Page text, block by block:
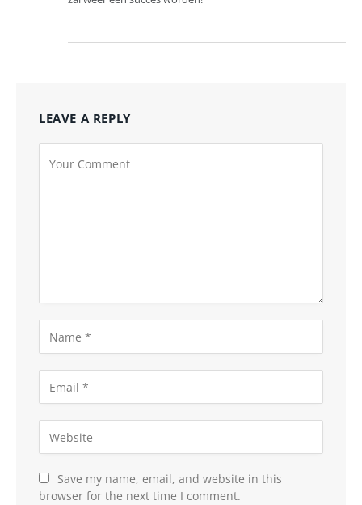
LEAVE A REPLY
Save my name, email, and website in this
browser for the next time I comment.